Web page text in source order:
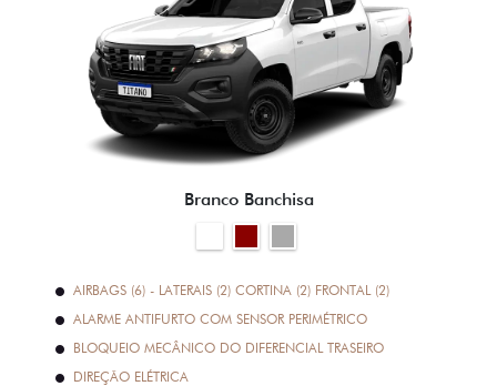
Branco Banchisa
AIRBAGS (6) - LATERAIS (2) CORTINA (2) FRONTAL (2)
ALARME ANTIFURTO COM SENSOR PERIMÉTRICO
BLOQUEIO MECÂNICO DO DIFERENCIAL TRASEIRO
DIREÇÃO ELÉTRICA